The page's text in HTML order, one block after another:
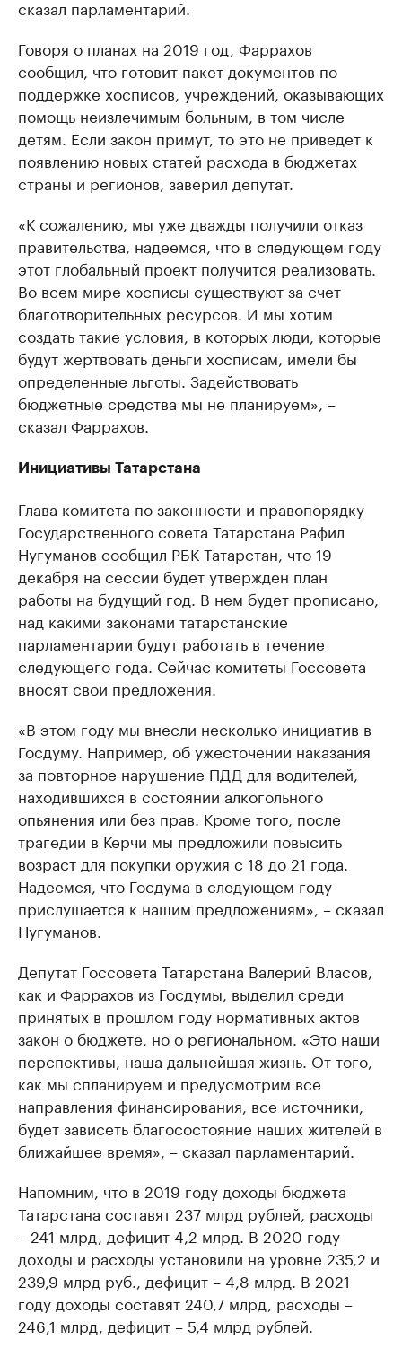
сказал парламентарий.
Говоря о планах на 2019 год, Фаррахов
сообщил, что готовит пакет документов по
поддержке хосписов, учреждений, оказывающих
помощь неизлечимым больным, в том числе
детям. Если закон примут, то это не приведет к
появлению новых статей расхода в бюджетах
страны и регионов, заверил депутат.
«К сожалению, мы уже дважды получили отказ
правительства, надеемся, что в следующем году
этот глобальный проект получится реализовать.
Во всем мире хосписы существуют за счет
благотворительных ресурсов. И мы хотим
создать такие условия, в которых люди, которые
будут жертвовать деньги хосписам, имели бы
определенные льготы. Задействовать
бюджетные средства мы не планируем», –
сказал Фаррахов.
Инициативы Татарстана
Глава комитета по законности и правопорядку
Государственного совета Татарстана Рафил
Нугуманов сообщил РБК Татарстан, что 19
декабря на сессии будет утвержден план
работы на будущий год. В нем будет прописано,
над какими законами татарстанские
парламентарии будут работать в течение
следующего года. Сейчас комитеты Госсовета
вносят свои предложения.
«В этом году мы внесли несколько инициатив в
Госдуму. Например, об ужесточении наказания
за повторное нарушение ПДД для водителей,
находившихся в состоянии алкогольного
опьянения или без прав. Кроме того, после
трагедии в Керчи мы предложили повысить
возраст для покупки оружия с 18 до 21 года.
Надеемся, что Госдума в следующем году
прислушается к нашим предложениям», – сказал
Нугуманов.
Депутат Госсовета Татарстана Валерий Власов,
как и Фаррахов из Госдумы, выделил среди
принятых в прошлом году нормативных актов
закон о бюджете, но о региональном. «Это наши
перспективы, наша дальнейшая жизнь. От того,
как мы спланируем и предусмотрим все
направления финансирования, все источники,
будет зависеть благосостояние наших жителей в
ближайшее время», – сказал парламентарий.
Напомним, что в 2019 году доходы бюджета
Татарстана составят 237 млрд рублей, расходы
– 241 млрд, дефицит 4,2 млрд. В 2020 году
доходы и расходы установили на уровне 235,2 и
239,9 млрд руб., дефицит – 4,8 млрд. В 2021
году доходы составят 240,7 млрд, расходы –
246,1 млрд, дефицит – 5,4 млрд рублей.